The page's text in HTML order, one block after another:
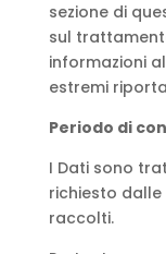
sezione di
sul
informazioni
estremi
Periodo di
I Dati sono
richiesto
raccolti.